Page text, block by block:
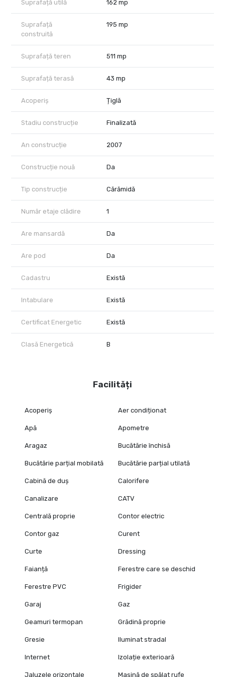
Suprafață utilă 162 mp
Suprafață
construită
195 mp
Suprafață teren 511 mp
Suprafață terasă 43 mp
Acoperiș Țiglă
Stadiu construcție Finalizată
An construcție 2007
Construcție nouă Da
Tip construcție Cărămidă
Număr etaje clădire 1
Are mansardă Da
Are pod Da
Cadastru Există
Intabulare Există
Certificat Energetic Există
Clasă Energetică B
Facilități
Acoperiș Aer condiționat
Apă Apometre
Aragaz Bucătărie închisă
Bucătărie parțial mobilată Bucătărie parțial utilată
Cabină de duș Calorifere
Canalizare CATV
Centrală proprie Contor electric
Contor gaz Curent
Curte Dressing
Faianță Ferestre care se deschid
Ferestre PVC Frigider
Garaj Gaz
Geamuri termopan Grădină proprie
Gresie Iluminat stradal
Internet Izolație exterioară
Jaluzele orizontale Mașină de spălat rufe